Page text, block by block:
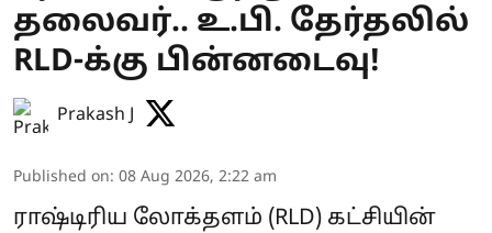
தலைவர்.. உ.பி. தேர்தலில்
RLD-க்கு பின்னடைவு!
Prakash J
Published on: 08 Aug 2026, 2:22 am
ராஷ்டிரிய லோக்தளம் (RLD) கட்சியின்